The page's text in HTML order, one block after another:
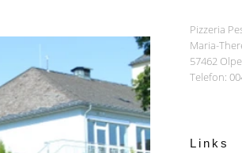
Pizzeria
Maria-
57462 Olpe
Telefon:
Links